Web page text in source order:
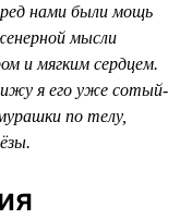
нами были мощь
мысли
и мягким сердцем.
я его уже сотый-
по телу,